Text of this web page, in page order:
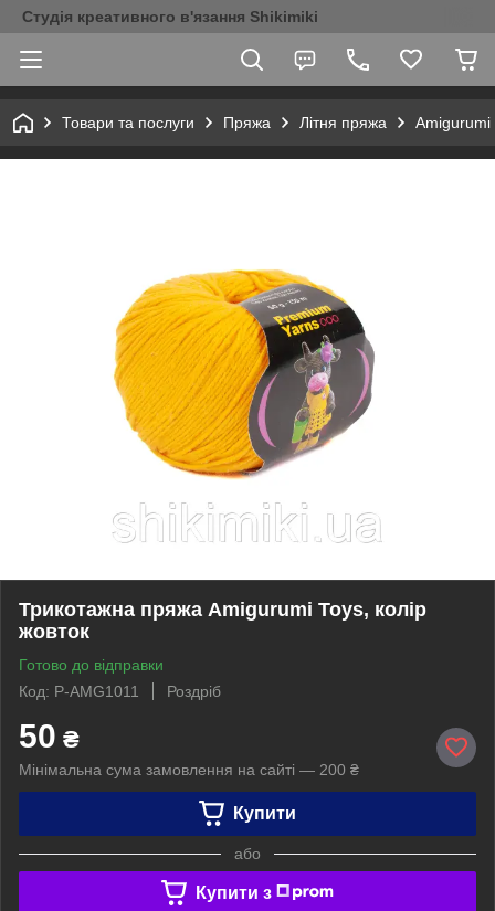
Студія креативного в'язання Shikimiki
Товари та послуги Пряжа Літня пряжа
Трикотажна пряжа Amigurumi Toys, колір
жовток
Готово до відправки
Код: P-AMG1011
Роздріб
50 ₴
Мінімальна сума замовлення на сайті — 200 ₴
Купити
або
Купити з